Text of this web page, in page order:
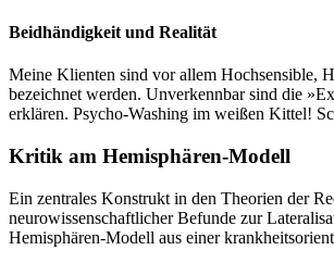
Beidhändigkeit und Realität
Meine Klienten sind vor allem Hochsensible,
bezeichnet werden. Unverkennbar sind die
erklären. Psycho-Washing im weißen Kittel!
Kritik am Hemisphären-Modell
Ein zentrales Konstrukt in den Theorien der
neurowissenschaftlicher Befunde zur
Hemisphären-Modell aus einer